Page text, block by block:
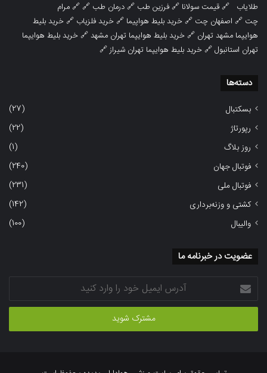
طلایاب 🔗قیمت سولانا 🔗فرزین طب 🔗درمان طب 🔗 🔗مرام
چت 🔗 اصفهان چت 🔗خرید بلیط هواپیما 🔗خرید فلزیاب 🔗خرید بلیط
هوایپما مشهد تهران 🔗خرید بلیط هوایپما تهران مشهد🔗خرید بلیط هوایپما
تهران استانبول🔗خرید بلیط هوایپما تهران شیراز🔗
دسته‌ها
بسکتبال
(27)
رپورتاژ
(22)
روز بلاگ
(1)
فوتبال جهان
(240)
فوتبال ملی
(231)
کشتی و وزنه‌برداری
(142)
والیبال
(100)
عضویت در خبرنامه ما
آدرس
ایمیل
خود
وارد